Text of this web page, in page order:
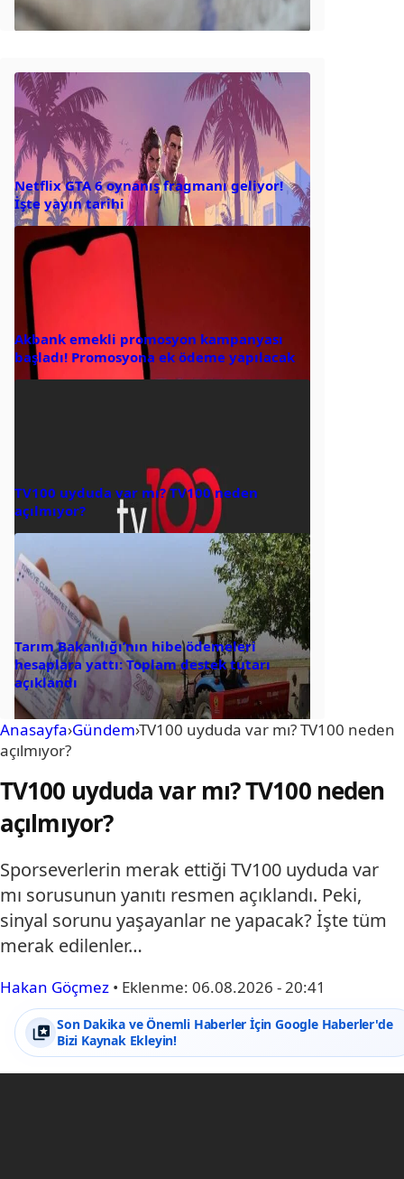
Netflix GTA 6 oynanış fragmanı geliyor!
İşte yayın tarihi
Akbank emekli promosyon kampanyası
başladı! Promosyona ek ödeme yapılacak
TV100 uyduda var mı? TV100 neden
açılmıyor?
Tarım Bakanlığı’nın hibe ödemeleri
hesaplara yattı: Toplam destek tutarı
açıklandı
Anasayfa›Gündem›TV100 uyduda var mı? TV100 neden
açılmıyor?
TV100 uyduda var mı? TV100 neden
açılmıyor?
Sporseverlerin merak ettiği TV100 uyduda var
mı sorusunun yanıtı resmen açıklandı. Peki,
sinyal sorunu yaşayanlar ne yapacak? İşte tüm
merak edilenler…
Hakan Göçmez • Eklenme: 06.08.2026 - 20:41
Son Dakika ve Önemli Haberler İçin Google Haberler'de
Bizi Kaynak Ekleyin!